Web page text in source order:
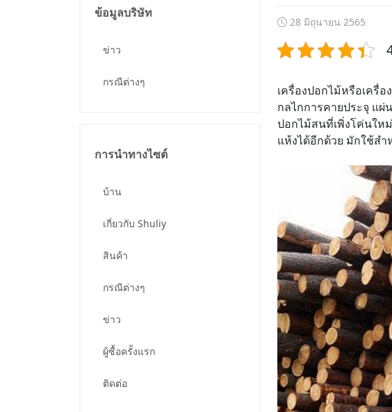
ข้อมูลบริษัท
ข่าว
กรณีต่างๆ
การนำทางไซต์
บ้าน
เกี่ยวกับ Shuliy
สินค้า
กรณีต่างๆ
ข่าว
ผู้ซื้อครั้งแรก
ติดต่อ
28 มิถุนายน 2565
เครื่องปอกไม้หรือเครื่
กลไกการคายประจุ แผ่
ปอกไม้สนที่เพิ่งโค่นให
แห้งได้อีกด้วย มักใช้สำ